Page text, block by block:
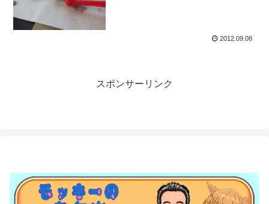
2012.09.08
スポンサーリンク